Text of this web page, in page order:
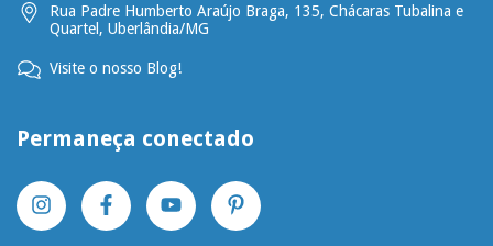
Rua Padre Humberto Araújo Braga, 135, Chácaras Tubalina e
Quartel, Uberlândia/MG
Visite o nosso Blog!
Permaneça conectado